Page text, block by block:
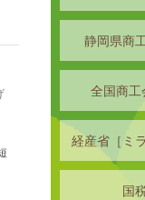
静岡県商
全国商工
経産省［ミ
国